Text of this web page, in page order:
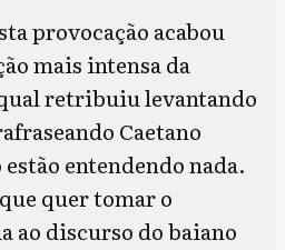
provocação acabou
mais intensa da
retribuiu levantando
Caetano
estão entendendo nada.
quer tomar o
ao discurso do baiano